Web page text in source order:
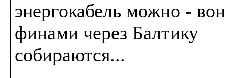
энергокабель можно -
финами через Балтику
собираются...